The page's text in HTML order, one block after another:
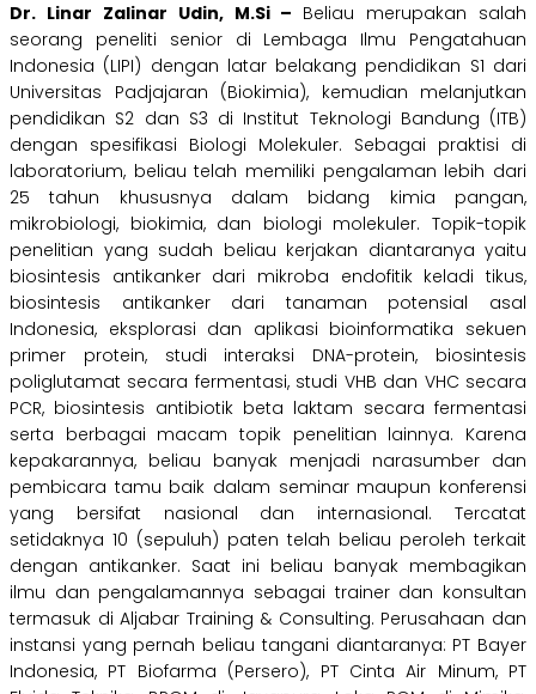
Dr. Linar Zalinar Udin, M.Si – Beliau merupakan salah
seorang peneliti senior di Lembaga Ilmu Pengatahuan
Indonesia (LIPI) dengan latar belakang pendidikan S1 dari
Universitas Padjajaran (Biokimia), kemudian melanjutkan
pendidikan S2 dan S3 di Institut Teknologi Bandung (ITB)
dengan spesifikasi Biologi Molekuler. Sebagai praktisi di
laboratorium, beliau telah memiliki pengalaman lebih dari
25 tahun khususnya dalam bidang kimia pangan,
mikrobiologi, biokimia, dan biologi molekuler. Topik-topik
penelitian yang sudah beliau kerjakan diantaranya yaitu
biosintesis antikanker dari mikroba endofitik keladi tikus,
biosintesis antikanker dari tanaman potensial asal
Indonesia, eksplorasi dan aplikasi bioinformatika sekuen
primer protein, studi interaksi DNA-protein, biosintesis
poliglutamat secara fermentasi, studi VHB dan VHC secara
PCR, biosintesis antibiotik beta laktam secara fermentasi
serta berbagai macam topik penelitian lainnya. Karena
kepakarannya, beliau banyak menjadi narasumber dan
pembicara tamu baik dalam seminar maupun konferensi
yang bersifat nasional dan internasional. Tercatat
setidaknya 10 (sepuluh) paten telah beliau peroleh terkait
dengan antikanker. Saat ini beliau banyak membagikan
ilmu dan pengalamannya sebagai trainer dan konsultan
termasuk di Aljabar Training & Consulting. Perusahaan dan
instansi yang pernah beliau tangani diantaranya: PT Bayer
Indonesia, PT Biofarma (Persero), PT Cinta Air Minum, PT